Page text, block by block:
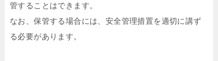
管することはできます。
なお、保管する場合には、安全管理措置を適切に講ず
る必要があります。